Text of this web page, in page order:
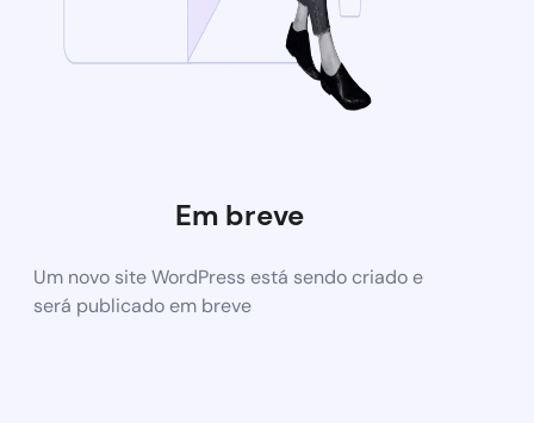
Em breve
Um novo site WordPress está sendo criado e
será publicado em breve